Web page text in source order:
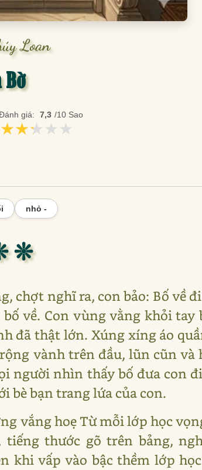
Loan
Bờ
giá: 7,3 /10 Sao
nhỏ -
❊
chợt nghĩ ra, con bảo: Bố về
về. Con vùng vằng khỏi tay
đã thật lớn. Xúng xíng áo
vành trên đầu, lũn cũn và
người nhìn thấy bố đưa con
bè bạn trang lứa của con.
vắng hoẹ Từ mỗi lớp học
thước gõ trên bảng,
khi vấp vào bậc thềm lớp